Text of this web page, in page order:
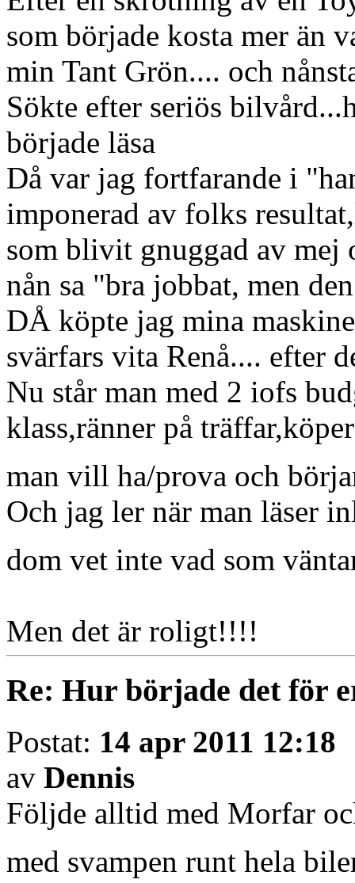
som började kosta mer än
min Tant Grön.... och
Sökte efter seriös
började läsa
Då var jag fortfarande i
imponerad av folks
som blivit gnuggad av mej
nån sa "bra jobbat, men
DÅ köpte jag mina
svärfars vita Renå.... efter
Nu står man med 2 iofs
klass,ränner på
man vill ha/prova och
Och jag ler när man läser
dom vet inte vad som
Men det är roligt!!!!
Re: Hur började det för
Postat: 14 apr 2011 12:18
av Dennis
Följde alltid med Morfar
med svampen runt hela